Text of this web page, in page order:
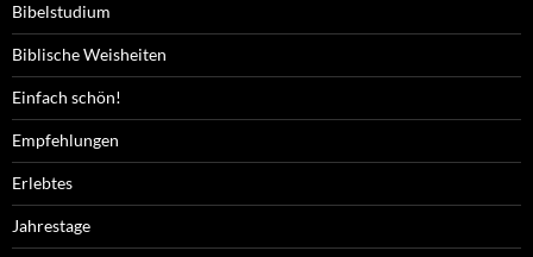
Bibelstudium
Biblische Weisheiten
Einfach schön!
Empfehlungen
Erlebtes
Jahrestage